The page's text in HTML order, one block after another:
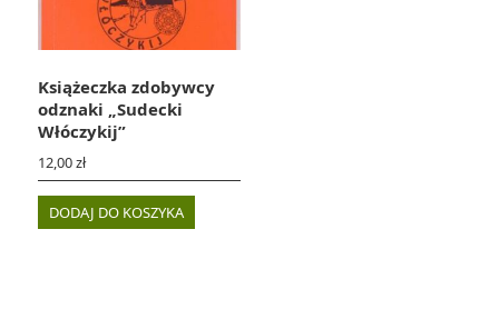
Książeczka zdobywcy
odznaki „Sudecki
Włóczykij”
12,00zł
DODAJ DO KOSZYKA